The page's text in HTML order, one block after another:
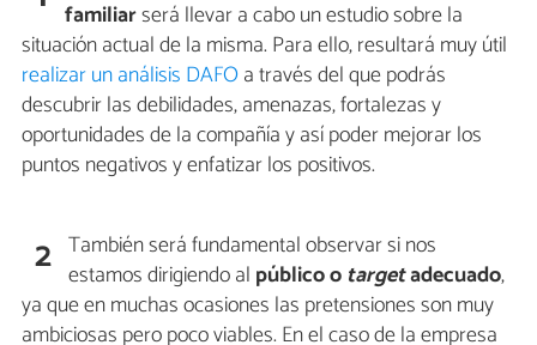
familiarserá llevar a cabo un estudio sobre la
situación actual de la misma. Para ello, resultará muy útil
realizar un análisis DAFOa través del que podrás
descubrir las debilidades, amenazas, fortalezas y
oportunidades de la compañía y así poder mejorar los
puntos negativos y enfatizar los positivos.
2 También será fundamental observar si nos
estamos dirigiendo al público o targetadecuado,
ya que en muchas ocasiones las pretensiones son muy
ambiciosas pero poco viables. En el caso de la empresa